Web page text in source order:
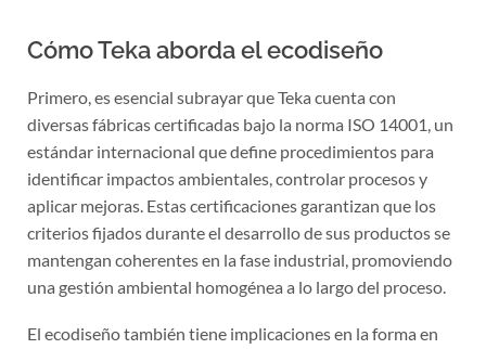
Cómo Teka aborda el ecodiseño
Primero, es esencial subrayar que Teka cuenta con
diversas fábricas certificadas bajo la norma ISO 14001, un
estándar internacional que define procedimientos para
identificar impactos ambientales, controlar procesos y
aplicar mejoras. Estas certificaciones garantizan que los
criterios fijados durante el desarrollo de sus productos se
mantengan coherentes en la fase industrial, promoviendo
una gestión ambiental homogénea a lo largo del proceso.
El ecodiseño también tiene implicaciones en la forma en